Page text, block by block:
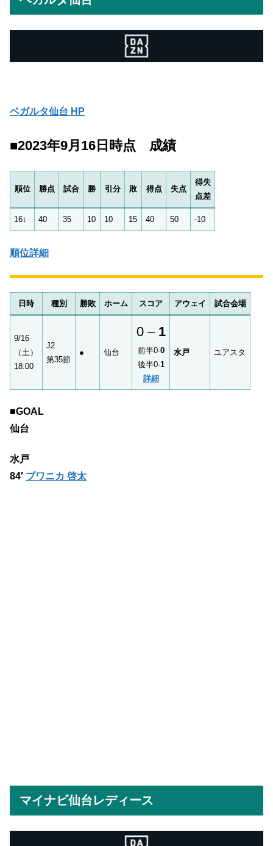
ベガルタ仙台 HP
■2023年9月16日時点 成績
順位 勝点 試合 勝 引分 敗 得点 失点
得失
点差
16↓ 40 35 10 10 15 40 50 -10
順位詳細
日時 種別 勝敗 ホーム スコア アウェイ 試合会場
9/16
（土）
18:00
J2
第35節
● 仙台
0 – 1
前半0-0
後半0-1
詳細
水戸 ユアスタ
■GOAL
仙台
水戸
84′ ブワニカ 啓太
マイナビ仙台レディース